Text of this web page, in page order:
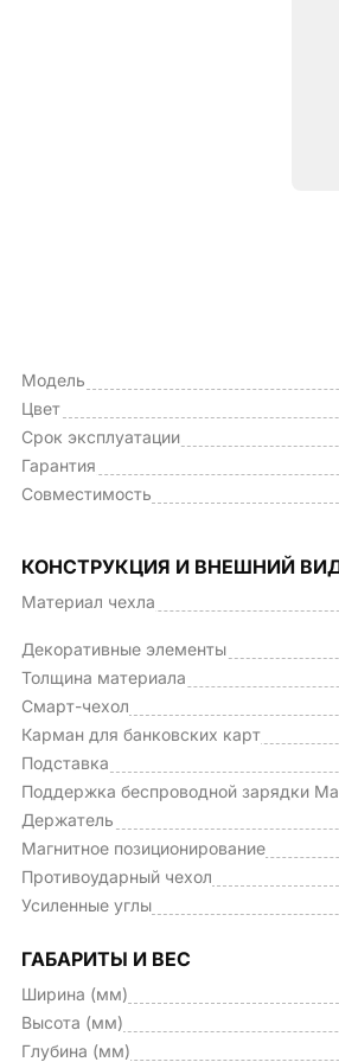
Модель
Цвет
Срок эксплуатации
Гарантия
Совместимость
КОНСТРУКЦИЯ И ВНЕШНИЙ
Материал чехла
Декоративные элементы
Толщина материала
Смарт-чехол
Карман для банковских карт
Подставка
Поддержка беспроводной зарядки
Держатель
Магнитное позиционирование
Противоударный чехол
Усиленные углы
ГАБАРИТЫ И ВЕС
Ширина (мм)
Высота (мм)
Глубина (мм)